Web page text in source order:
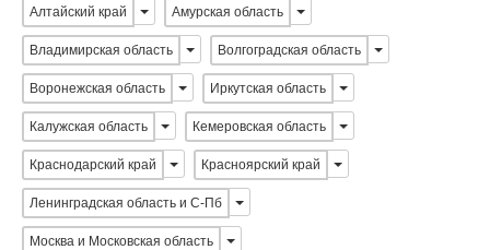
Алтайский край Амурская область
Владимирская область Волгоградская область
Воронежская область Иркутская область
Калужская область Кемеровская область
Краснодарский край Красноярский край
Ленинградская область и С-Пб
Москва и Московская область